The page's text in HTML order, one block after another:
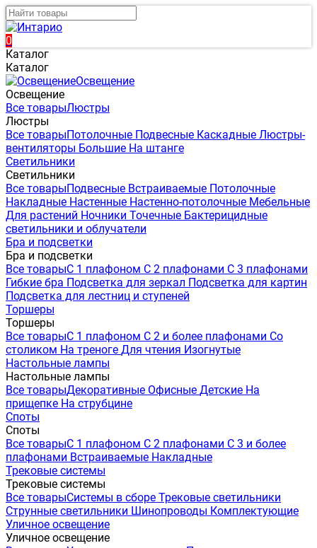
0
Каталог
Каталог
Освещение
Освещение
Все товарыЛюстры
Люстры
Все товарыПотолочные Подвесные Каскадные Люстры-
вентиляторы Большие На штанге
Светильники
Светильники
Все товарыПодвесные Встраиваемые Потолочные
Накладные Настенные Настенно-потолочные Мебельные
Для растений Ночники Точечные Бактерицидные
светильники и облучатели
Бра и подсветки
Бра и подсветки
Все товарыС 1 плафоном С 2 плафонами С 3 плафонами
Гибкие бра Подсветка для зеркал Подсветка для картин
Подсветка для лестниц и ступеней
Торшеры
Торшеры
Все товарыС 1 плафоном С 2 и более плафонами Со
столиком На треноге Для чтения Изогнутые
Настольные лампы
Настольные лампы
Все товарыДекоративные Офисные Детские На
прищепке На струбцине
Споты
Споты
Все товарыС 1 плафоном С 2 плафонами С 3 и более
плафонами Встраиваемые Накладные
Трековые системы
Трековые системы
Все товарыСистемы в сборе Трековые светильники
Струнные светильники Шинопроводы Комплектующие
Уличное освещение
Уличное освещение